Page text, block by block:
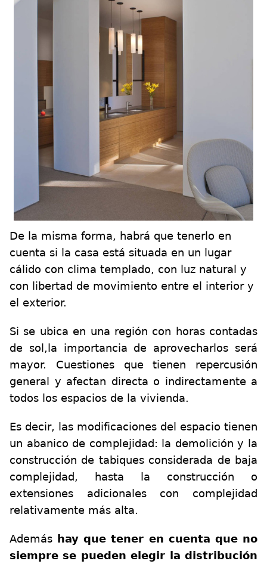
De la misma forma, habrá que tenerlo en
cuenta si la casa está situada en un lugar
cálido con clima templado, con luz natural y
con libertad de movimiento entre el interior y
el exterior.
Si se ubica en una región con horas contadas
de sol,la importancia de aprovecharlos será
mayor. Cuestiones que tienen repercusión
general y afectan directa o indirectamente a
todos los espacios de la vivienda.
Es decir, las modificaciones del espacio tienen
un abanico de complejidad: la demolición y la
construcción de tabiques considerada de baja
complejidad, hasta la construcción o
extensiones adicionales con complejidad
relativamente más alta.
Además hay que tener en cuenta que no
siempre se pueden elegir la distribución